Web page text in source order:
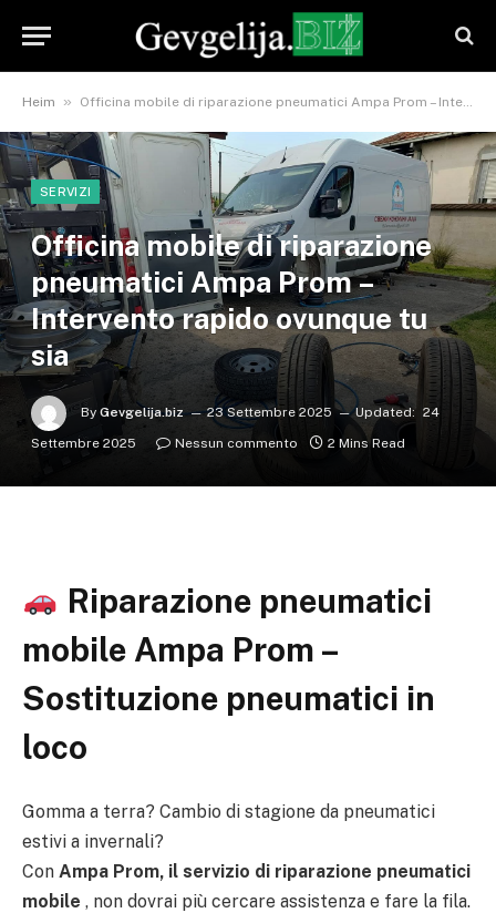
Heim » Officina mobile di riparazione pneumatici Ampa Prom – Intervento rapido ovunque tu sia
SERVIZI
Officina mobile di riparazione
pneumatici Ampa Prom –
Intervento rapido ovunque tu
sia
By Gevgelija.biz 23 Settembre 2025 Updated: 24
Settembre 2025
Nessun commento 2 Mins Read
Riparazione pneumatici
mobile Ampa Prom –
Sostituzione pneumatici in
loco
Gomma a terra? Cambio di stagione da pneumatici
estivi a invernali?
Con Ampa Prom, il servizio di riparazione pneumatici
mobile , non dovrai più cercare assistenza e fare la fila.